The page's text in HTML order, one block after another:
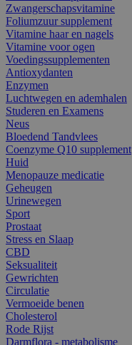
Zwangerschapsvitamine
Foliumzuur supplement
Vitamine haar en nagels
Vitamine voor ogen
Voedingssupplementen
Antioxydanten
Enzymen
Luchtwegen en ademhalen
Studeren en Examens
Neus
Bloedend Tandvlees
Coenzyme Q10 supplement
Huid
Menopauze medicatie
Geheugen
Urinewegen
Sport
Prostaat
Stress en Slaap
CBD
Seksualiteit
Gewrichten
Circulatie
Vermoeide benen
Cholesterol
Rode Rijst
Darmflora - metabolisme